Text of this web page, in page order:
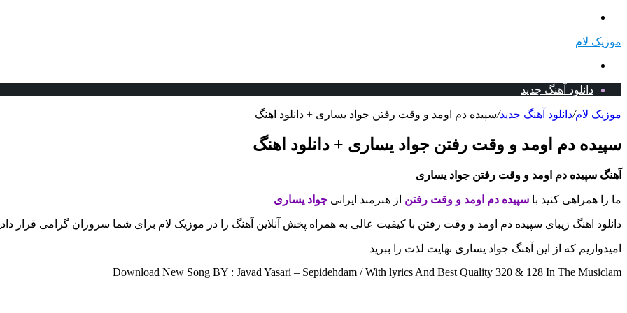
موزیک لام
دانلود آهنگ جدید
موزیک لام/دانلود آهنگ جدید/سپیده دم اومد و وقت رفتن جواد یساری + دانلود اهنگ
سپیده دم اومد و وقت رفتن جواد یساری + دانلود اهنگ
آهنگ سپیده دم اومد و وقت رفتن جواد یساری
ما را همراهی کنید با سپیده دم اومد و وقت رفتن از هنرمند ایرانی جواد یساری
دانلود اهنگ زیبای سپیده دم اومد و وقت رفتن با کیفیت عالی به همراه پخش آنلاین آهنگ را در موزیک لام برای شما سروران گرامی قرار
امیدواریم که از این آهنگ جواد یساری نهایت لذت را ببرید
Download New Song BY : Javad Yasari – Sepidehdam / With lyrics And Best Quality 320 & 128 In The Musiclam